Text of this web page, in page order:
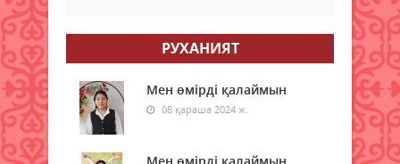
Қызылордада “Жасыл ел“ еңбек
экологиялық сенбілік өтті
08 тамыз 2026 ж. 53
Жексенбіде еліміздің барлық
РУХАНИЯТ
Мен өмірді қалаймын
08 қараша 2024 ж.
Мен өмірді қалаймын.